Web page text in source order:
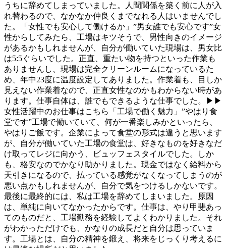
うちに辞めてしまっていました。人間関係を築く前に人が入
れ替わるので、なかなか仲良くまでなれる人はいませんでし
た。「女性でも安心して働けるか」”男女誰でも安心です”女
性からしてみたら、工場はキツそうで、男性向きのイメージ
があるかもしれませんが、自分が働いていた現場は、男女比
は5:5ぐらいでした。正直、重たい物を持つといった作業も
ありませんし、現場は完全クリーンルームになっているた
め、年中23度に温度設定してありました。作業着も、目しか
見えない作業着なので、正直女性なのかもわからない時があ
ります。仕事自体は、誰でもできるような仕事でした。▶▶
女性活躍中のお仕事はこちら「工場で働く魅力」”やはり食
堂です”工場で働いていて、何が一番楽しみかといったら、
やはりご飯です。企業によって食堂の形式は違うと思います
が、自分が働いていた工場の食堂は、好きなものを好きなだ
け取ってレジに向かう、ビュッフェスタイルでした。しか
も、格安なのでかなり助かりました。現金ではなく給料から
天引きになるので、払っている感覚がなくなってしまうのが
悪い点かもしれませんが、自分で気をつけるしかないです。
最後に最終的には、私は工場を辞めてしまいました。原因
は、単純に向いてなかったからです。仕事は、やり甲斐あっ
てのものだと、工場勤務を経験してよくわかりました。それ
がわかっただけでも、かなりの成長だと自分は思っていま
す。工場とは、自分の精神を鍛え、将来をじっくり考えるに